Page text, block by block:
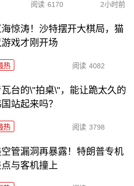
阅读 6170 2小时前
惊涛！沙特摆开大棋局，猫
游戏才刚开场
热 阅读 4082
瓦台的\"拍桌\"，能让跪太久的
站起来吗？
热 阅读 3798
空管漏洞再暴露！特朗普专机
与客机撞上